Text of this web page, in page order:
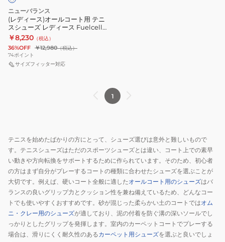
ス
FuelCell
796v5
H
W7966VU
2E
ー
ト
用
テ
ニ
ス
デ
ィ
ー
ス
Fuelcell
796
v4
H
WCH796N4
ニューバランス
(レディース)オールコート用 テニ
スシューズ レディース Fuelcell
796 v4 H WCH796N4 2E
￥8,230 （税込）
36%OFF ￥12,980（税込）
74ポイント
サイズフィッター対応
1
テニスを始めたばかりの方にとって、シューズ選びは意外と難しいもので
す。テニスシューズはただのスポーツシューズとは違い、コート上での素早
い動きや方向転換をサポートするために作られています。そのため、初心者
の方はまず自分がプレーするコートの種類に合わせたシューズを選ぶことが
大切です。例えば、硬いコート全般に適したオールコート用のシューズはバ
ランスの良いグリップ力とクッション性を兼ね備えているため、どんなコー
トでも使いやすくおすすめです。砂が混じった柔らかい土のコートではオム
ニ・クレー用のシューズが適しており、泥の付着を防ぐ溝の深いソールでし
っかりとしたグリップを発揮します。室内のカーペットコートでプレーする
場合は、滑りにくく耐久性のあるカーペット用シューズを選ぶと良いでしょ